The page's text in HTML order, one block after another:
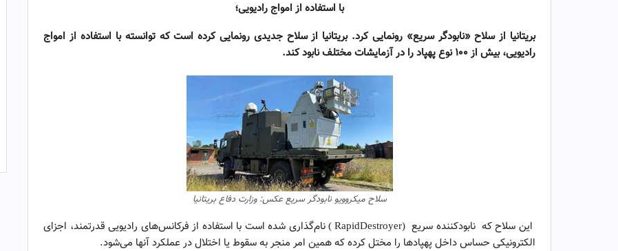
با استفاده از امواج رادیویی؛
بریتانیا از سلاح «نابودگر سریع» رونمایی کرد.بریتانیا از سلاح جدیدی رونمایی کرده است که توانسته با استفاده از امواج
رادیویی، بیش از۱۰۰نوع پهپاد را در آزمایشات مختلف نابود کند.
سلاح میکروویو نابودگر سریع عکس: وزارت دفاع بریتانیا
این سلاح که نابودکننده سریع (RapidDestroyer ) نام‌گذاری شده است با استفاده از فرکانس‌های رادیویی قدرتمند، اجزای
الکترونیکی حساس داخل پهپادها را مختل کرده که همین امر منجر به سقوط یا اختلال در عملکرد آنها می‌شود.